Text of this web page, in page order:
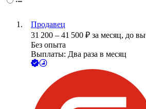
Продавец
31 200 – 41 500 ₽ за месяц, до
Без опыта
Выплаты: Два раза в месяц